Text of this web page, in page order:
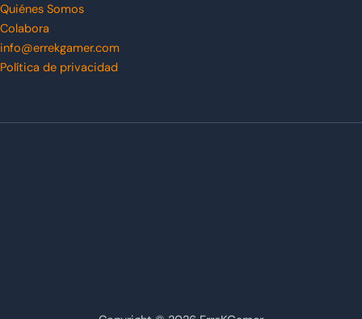
Quiénes Somos
Colabora
info@errekgamer.com
Política de privacidad